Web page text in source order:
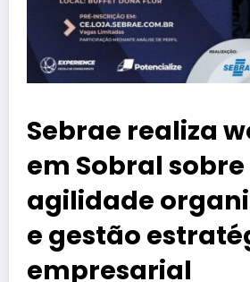
Sebrae realiza
em Sobral sobre
agilidade
e gestão
empresarial